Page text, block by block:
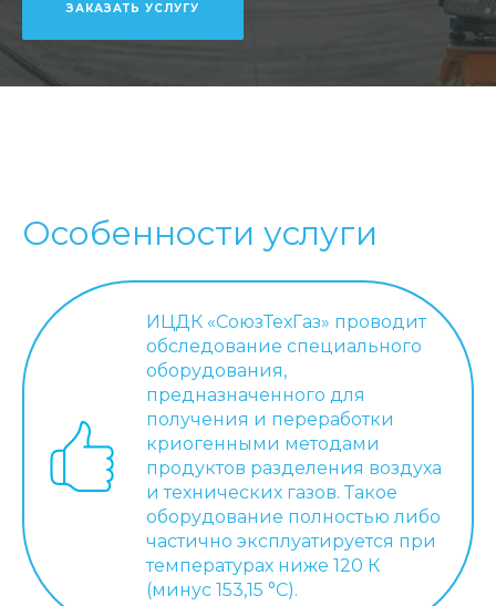
ЗАКАЗАТЬ УСЛУГУ
Особенности услуги
ИЦДК «СоюзТехГаз» проводит
обследование специального
оборудования,
предназначенного для
получения и переработки
криогенными методами
продуктов разделения воздуха
и технических газов. Такое
оборудование полностью либо
частично эксплуатируется при
температурах ниже 120 К
(минус 153,15 °С).